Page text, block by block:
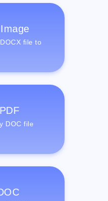
file to
DOC file